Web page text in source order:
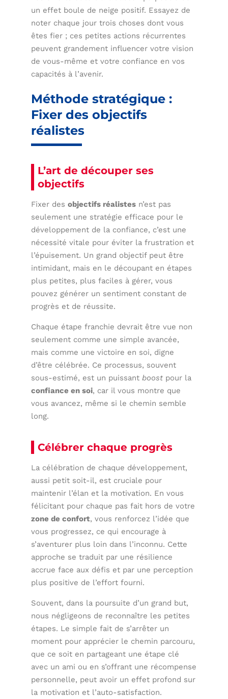
un effet boule de neige positif. Essayez de
noter chaque jour trois choses dont vous
êtes fier ; ces petites actions récurrentes
peuvent grandement influencer votre vision
de vous-même et votre confiance en vos
capacités à l’avenir.
Méthode stratégique :
Fixer des objectifs
réalistes
L’art de découper ses
objectifs
Fixer desobjectifs réalistes n’est pas
seulement une stratégie efficace pour le
développement de la confiance, c’est une
nécessité vitale pour éviter la frustration et
l’épuisement. Un grand objectif peut être
intimidant, mais en le découpant en étapes
plus petites, plus faciles à gérer, vous
pouvez générer un sentiment constant de
progrès et de réussite.
Chaque étape franchie devrait être vue non
seulement comme une simple avancée,
mais comme une victoire en soi, digne
d’être célébrée. Ce processus, souvent
sous-estimé, est un puissantboost pour la
confiance en soi, car il vous montre que
vous avancez, même si le chemin semble
long.
Célébrer chaque progrès
La célébration de chaque développement,
aussi petit soit-il, est cruciale pour
maintenir l’élan et la motivation. En vous
félicitant pour chaque pas fait hors de votre
zone de confort, vous renforcez l’idée que
vous progressez, ce qui encourage à
s’aventurer plus loin dans l’inconnu. Cette
approche se traduit par une résilience
accrue face aux défis et par une perception
plus positive de l’effort fourni.
Souvent, dans la poursuite d’un grand but,
nous négligeons de reconnaître les petites
étapes. Le simple fait de s’arrêter un
moment pour apprécier le chemin parcouru,
que ce soit en partageant une étape clé
avec un ami ou en s’offrant une récompense
personnelle, peut avoir un effet profond sur
la motivation et l’auto-satisfaction.